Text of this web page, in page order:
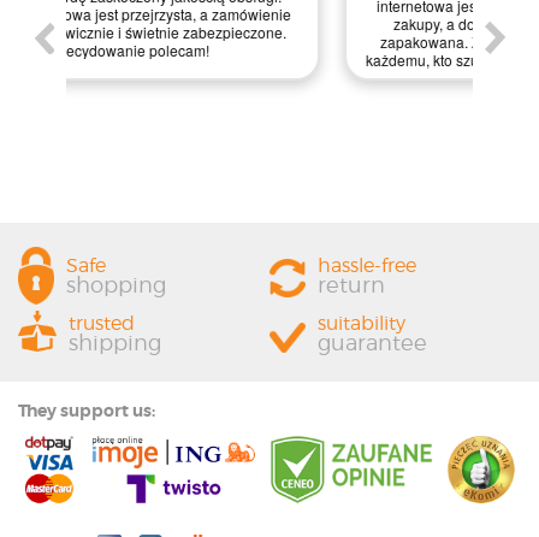
internetowa jest bardzo intuicyjna, co ułatwiło mi
zakupy, a dodatkowo paczka była starannie
zapakowana. Zdecydowanie polecam ten sklep
każdemu, kto szuka jakości i profesjonalnej obsługi!
Safe
shopping
hassle-free
return
trusted
shipping
suitability
guarantee
They support us: